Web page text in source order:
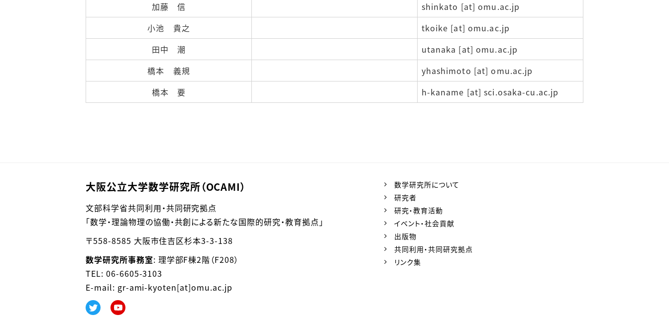
加藤 信
shinkato [at] omu.ac.jp
小池 貴之
tkoike [at] omu.ac.jp
田中 潮
utanaka [at] omu.ac.jp
橋本 義規
yhashimoto [at] omu.ac.jp
橋本 要
h-kaname [at] sci.osaka-cu.ac.jp
大阪公立大学数学研究所（OCAMI）
文部科学省共同利用・共同研究拠点
「数学・理論物理の協働・共創による新たな国際的研究・教育拠点」
〒558-8585 大阪市住吉区杉本3-3-138
数学研究所事務室: 理学部F棟2階（F208）
TEL: 06-6605-3103
E-mail: gr-ami-kyoten[at]omu.ac.jp
数学研究所について
研究者
研究・教育活動
イベント・社会貢献
出版物
共同利用・共同研究拠点
リンク集